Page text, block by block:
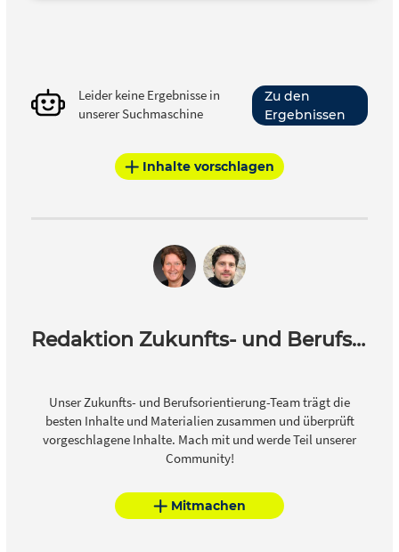
Leider keine Ergebnisse in
unserer Suchmaschine
Zu den
Ergebnissen
Inhalte vorschlagen
Redaktion Zukunfts- und Berufsorientierung
Unser Zukunfts- und Berufsorientierung-Team trägt die
besten Inhalte und Materialien zusammen und überprüft
vorgeschlagene Inhalte. Mach mit und werde Teil unserer
Community!
Mitmachen